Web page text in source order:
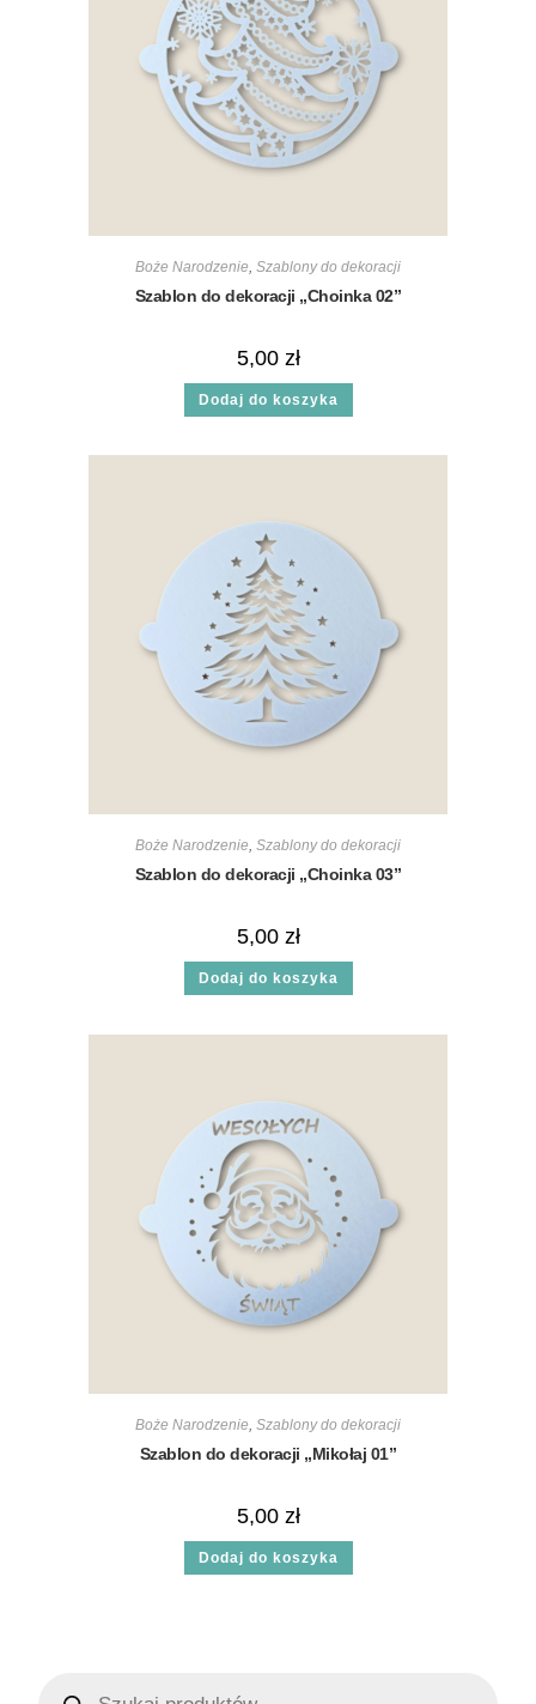
Boże Narodzenie, Szablony do dekoracji
Szablon do dekoracji „Choinka 02”
5,00 zł
Dodaj do koszyka
Boże Narodzenie, Szablony do dekoracji
Szablon do dekoracji „Choinka 03”
5,00 zł
Dodaj do koszyka
Boże Narodzenie, Szablony do dekoracji
Szablon do dekoracji „Mikołaj 01”
5,00 zł
Dodaj do koszyka